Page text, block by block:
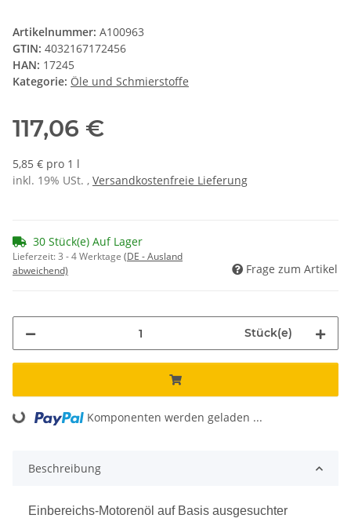
Artikelnummer: A100963
GTIN: 4032167172456
HAN: 17245
Kategorie: Öle und Schmierstoffe
117,06 €
5,85 € pro 1 l
inkl. 19% USt. , Versandkostenfreie Lieferung
30 Stück(e) Auf Lager
Lieferzeit:3 - 4 Werktage (DE - Ausland
abweichend)
Frage zum Artikel
Stück(e)
Loading... Komponenten werden geladen ...
Beschreibung
Einbereichs-Motorenöl auf Basis ausgesuchter